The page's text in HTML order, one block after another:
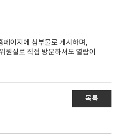
페이지에 첨부물로 게시하며,
원실로 직접 방문하셔도 열람이
목록